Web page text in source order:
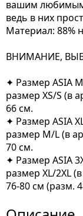
вашим любимым
ведь в них
Материал: 88%
ВНИМАНИЕ,
✦ Размер ASIA
размер XS/S (в
66 см.
✦ Размер ASIA
размер M/L (в
70 см.
✦ Размер ASIA
размер XL/2XL
76-80 см (разм.